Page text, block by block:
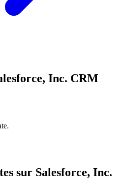
Inc. CRM
sur Salesforce, Inc.